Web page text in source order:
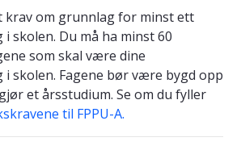
krav om grunnlag for minst ett
skolen. Du må ha minst 60
som skal være dine
i skolen. Fagene bør være bygd opp
et årsstudium. Se om du fyller
til FPPU-A.